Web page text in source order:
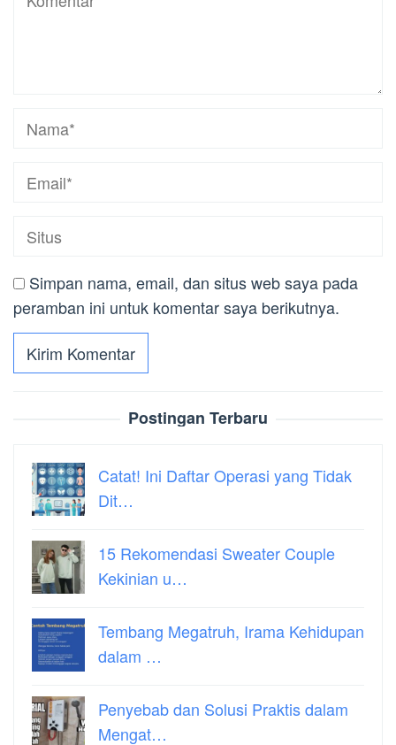
Simpan nama, email, dan situs web saya pada
peramban ini untuk komentar saya berikutnya.
Postingan Terbaru
Catat! Ini Daftar Operasi yang Tidak
Dit…
15 Rekomendasi Sweater Couple
Kekinian u…
Tembang Megatruh, Irama Kehidupan
dalam …
Penyebab dan Solusi Praktis dalam
Mengat…